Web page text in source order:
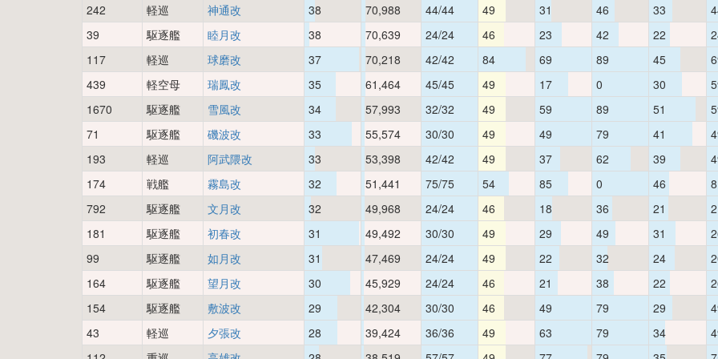
242 軽巡 神通改 38 70,988 44/44 49 31 46 33
39
駆逐艦 睦月改 38 70,639 24/24 46 23 42 22
117
軽巡 球磨改 37 70,218 42/42 84 69 89 45
439
軽空母 瑞鳳改 35 61,464 45/45 49 17 0 30
1670
駆逐艦 雪風改 34 57,993 32/32 49 59 89 51
71
駆逐艦 磯波改 33 55,574 30/30 49 49 79 41
193
軽巡 阿武隈改 33 53,398 42/42 49 37 62 39
174
戦艦 霧島改 32 51,441 75/75 54 85 0 46
792
駆逐艦 文月改 32 49,968 24/24 46 18 36 21
181
駆逐艦 初春改 31 49,492 30/30 49 29 49 31
99
駆逐艦 如月改 31 47,469 24/24 49 22 32 24
164
駆逐艦 望月改 30 45,929 24/24 46 21 38 22
154
駆逐艦 敷波改 29 42,304 30/30 46 49 79 29
43
軽巡 夕張改 28 39,424 36/36 49 63 79 34